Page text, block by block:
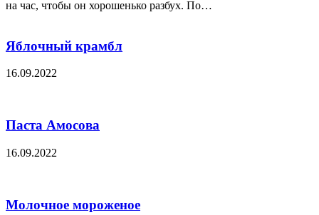
на час, чтобы он хорошенько разбух. По…
Яблочный крамбл
16.09.2022
Паста Амосова
16.09.2022
Молочное мороженое